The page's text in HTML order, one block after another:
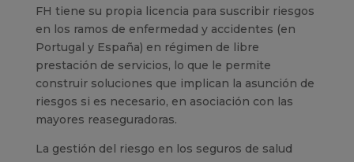
FH tiene su propia licencia para suscribir riesgos
en los ramos de enfermedad y accidentes (en
Portugal y España) en régimen de libre
prestación de servicios, lo que le permite
construir soluciones que implican la asunción de
riesgos si es necesario, en asociación con las
mayores reaseguradoras.
La gestión del riesgo en los seguros de salud